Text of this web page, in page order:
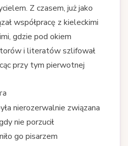
Z czasem, już jako
współpracę z kieleckimi
gdzie pod okiem
i literatów szlifował
przy tym pierwotnej
nierozerwalnie związana
nie porzucił
go pisarzem